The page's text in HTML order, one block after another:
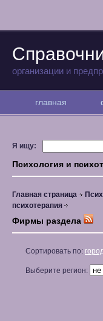
организации и
главная
Я ищу:
Психология и
Главная страница
психотерапия
Фирмы раздела
Сортировать по:
Выберите регион: